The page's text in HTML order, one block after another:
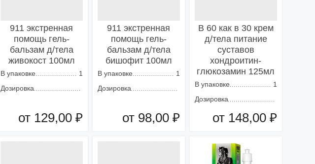
911 экстренная
помощь гель-
бальзам д/тела
живокост 100мл
В упаковке
1
Дозировка
от 129,00 ₽
911 экстренная
помощь гель-
бальзам д/тела
бишофит 100мл
В упаковке
1
Дозировка
от 98,00 ₽
В 60 как в 30 крем
д/тела питание
суставов
хондроитин-
глюкозамин 125мл
В упаковке
1
Дозировка
от 148,00 ₽